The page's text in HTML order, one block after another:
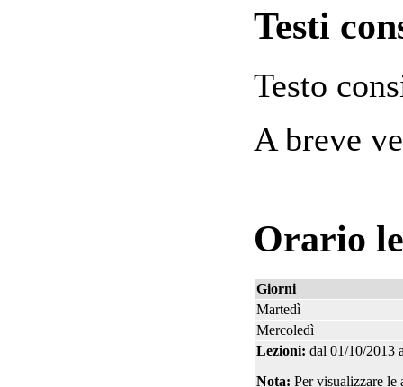
Testi
Testo
A breve
Orario
Giorni
Martedì
Mercoledì
Lezioni: dal 01/10/2013
Nota: Per visualizzare